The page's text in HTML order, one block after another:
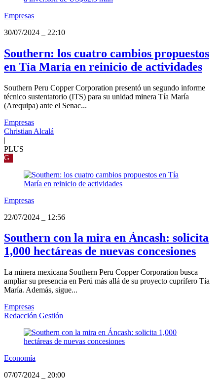
Empresas
30/07/2024
22:10
Southern: los cuatro cambios propuestos
en Tía María en reinicio de actividades
Southern Peru Copper Corporation presentó un segundo informe
técnico sustentatorio (ITS) para su unidad minera Tía María
(Arequipa) ante el Senac...
Empresas
Christian Alcalá
|
PLUS
G
Empresas
22/07/2024
12:56
Southern con la mira en Áncash: solicita
1,000 hectáreas de nuevas concesiones
La minera mexicana Southern Peru Copper Corporation busca
ampliar su presencia en Perú más allá de su proyecto cuprífero Tía
María. Además, sigue...
Empresas
Redacción Gestión
Economía
07/07/2024
20:00